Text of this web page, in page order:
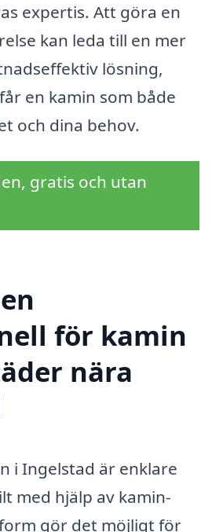
expertis. Att göra en
kan leda till en mer
lösning,
en kamin som både
och dina behov.
gratis och utan
för kamin
nära
i Ingelstad är enklare
med hjälp av kamin-
gör det möjligt för